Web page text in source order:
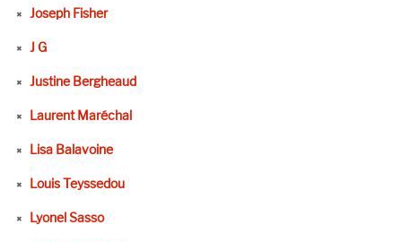
Joseph Fisher
J G
Justine Bergheaud
Laurent Maréchal
Lisa Balavoine
Louis Teyssedou
Lyonel Sasso